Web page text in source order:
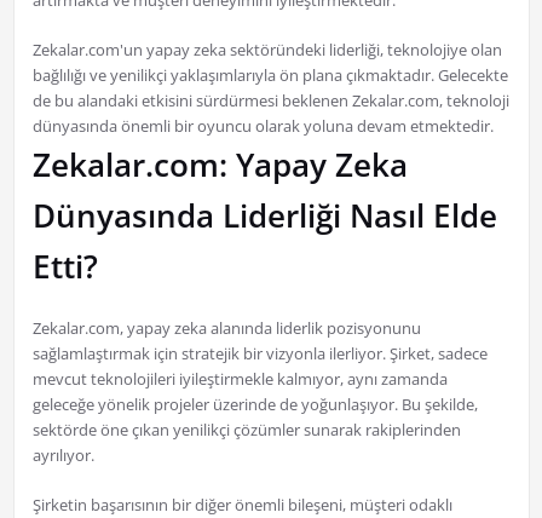
Zekalar.com'un yapay zeka sektöründeki liderliği, teknolojiye olan
bağlılığı ve yenilikçi yaklaşımlarıyla ön plana çıkmaktadır. Gelecekte
de bu alandaki etkisini sürdürmesi beklenen Zekalar.com, teknoloji
dünyasında önemli bir oyuncu olarak yoluna devam etmektedir.
Zekalar.com: Yapay Zeka
Dünyasında Liderliği Nasıl Elde
Etti?
Zekalar.com, yapay zeka alanında liderlik pozisyonunu
sağlamlaştırmak için stratejik bir vizyonla ilerliyor. Şirket, sadece
mevcut teknolojileri iyileştirmekle kalmıyor, aynı zamanda
geleceğe yönelik projeler üzerinde de yoğunlaşıyor. Bu şekilde,
sektörde öne çıkan yenilikçi çözümler sunarak rakiplerinden
ayrılıyor.
Şirketin başarısının bir diğer önemli bileşeni, müşteri odaklı